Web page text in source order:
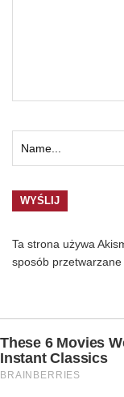
Ta strona używa
sposób